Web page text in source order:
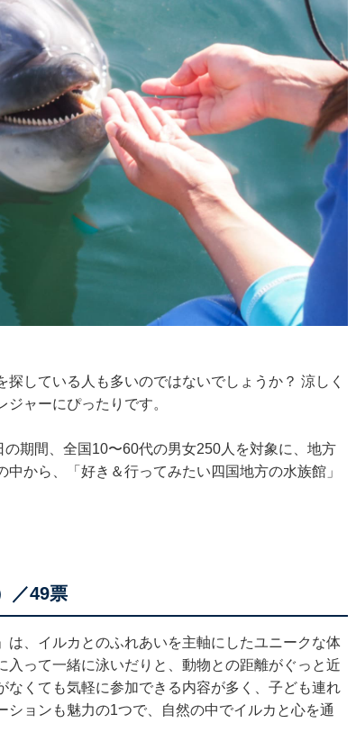
している人も多いのではないでしょうか？ 涼しく
ャーにぴったりです。
期間、全国10〜60代の男女250人を対象に、地方
から、「好き＆行ってみたい四国地方の水族館」
／49票
、イルカとのふれあいを主軸にしたユニークな体
って一緒に泳いだりと、動物との距離がぐっと近
なくても気軽に参加できる内容が多く、子ども連れ
ョンも魅力の1つで、自然の中でイルカと心を通